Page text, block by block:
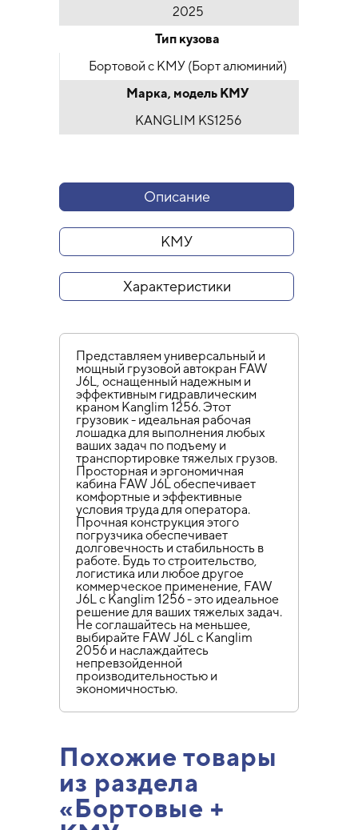
2025
Тип кузова
Бортовой с КМУ (Борт алюминий)
Марка, модель КМУ
KANGLIM KS1256
Описание
КМУ
Характеристики
Представляем универсальный и
мощный грузовой автокран FAW
J6L, оснащенный надежным и
эффективным гидравлическим
краном Kanglim 1256. Этот
грузовик - идеальная рабочая
лошадка для выполнения любых
ваших задач по подъему и
транспортировке тяжелых грузов.
Просторная и эргономичная
кабина FAW J6L обеспечивает
комфортные и эффективные
условия труда для оператора.
Прочная конструкция этого
погрузчика обеспечивает
долговечность и стабильность в
работе. Будь то строительство,
логистика или любое другое
коммерческое применение, FAW
J6L с Kanglim 1256 - это идеальное
решение для ваших тяжелых задач.
Не соглашайтесь на меньшее,
выбирайте FAW J6L с Kanglim
2056 и наслаждайтесь
непревзойденной
производительностью и
экономичностью.
Похожие товары
из раздела
«Бортовые +